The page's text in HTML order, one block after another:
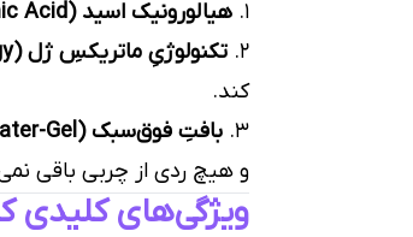
۱. هیالورونیک اسید (Hyaluronic Acid):
۲. تکنولوژیِ ماتریکسِ ژل (Gel Matrix Technology):
کند.
۳. بافتِ فوق‌سبک (Water-Gel):
و هیچ ردی از چربی باقی
ویژگی‌های کلیدی